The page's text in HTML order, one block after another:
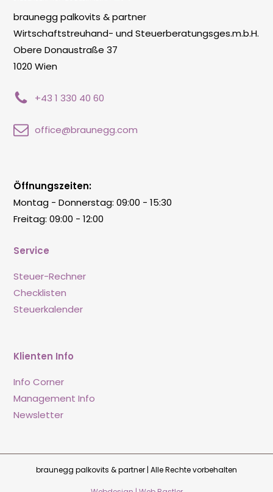
braunegg palkovits & partner
Wirtschaftstreuhand- und Steuerberatungsges.m.b.H.
Obere Donaustraße 37
1020 Wien
+43 1 330 40 60
office@braunegg.com
Service
Steuer-Rechner
Checklisten
Steuerkalender
Klienten Info
Info Corner
Management Info
Newsletter
Öffnungszeiten:
Montag - Donnerstag: 09:00 - 15:30
Freitag: 09:00 - 12:00
braunegg palkovits & partner | Alle Rechte vorbehalten